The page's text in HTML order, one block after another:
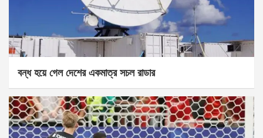
বন্ধ হয়ে গেল দেশের একমাত্র সচল রাডার